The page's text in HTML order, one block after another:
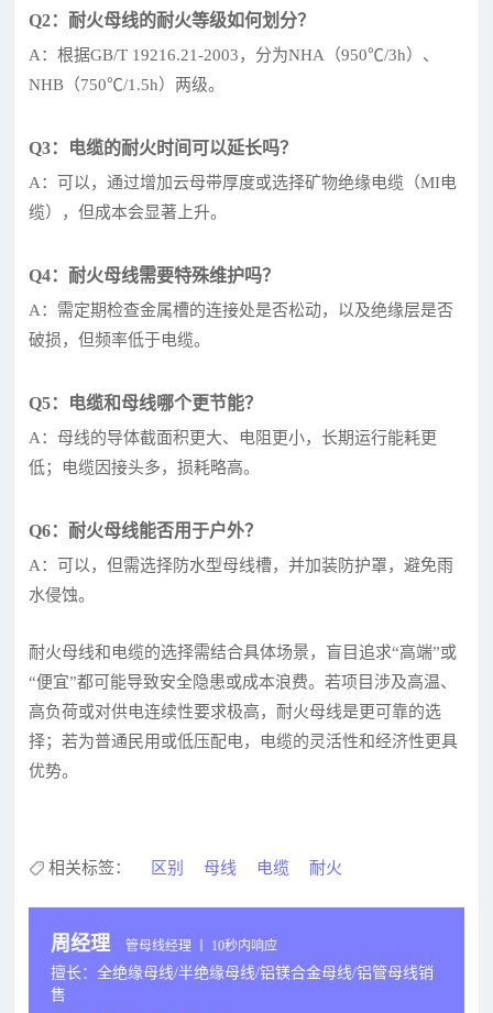
Q2：耐火母线的耐火等级如何划分？
A：根据GB/T 19216.21-2003，分为NHA（950℃/3h）、
NHB（750℃/1.5h）两级。
Q3：电缆的耐火时间可以延长吗？
A：可以，通过增加云母带厚度或选择矿物绝缘电缆（MI电
缆），但成本会显著上升。
Q4：耐火母线需要特殊维护吗？
A：需定期检查金属槽的连接处是否松动，以及绝缘层是否
破损，但频率低于电缆。
Q5：电缆和母线哪个更节能？
A：母线的导体截面积更大、电阻更小，长期运行能耗更
低；电缆因接头多，损耗略高。
Q6：耐火母线能否用于户外？
A：可以，但需选择防水型母线槽，并加装防护罩，避免雨
水侵蚀。
耐火母线和电缆的选择需结合具体场景，盲目追求“高端”或
“便宜”都可能导致安全隐患或成本浪费。若项目涉及高温、
高负荷或对供电连续性要求极高，耐火母线是更可靠的选
择；若为普通民用或低压配电，电缆的灵活性和经济性更具
优势。
相关标签： 区别 母线 电缆 耐火
周经理 管母线经理 丨 10秒内响应
擅长：全绝缘母线/半绝缘母线/铝镁合金母线/铝管母线销
售